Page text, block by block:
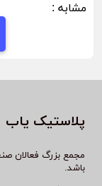
مشابه :
پلاستیک یاب
مجمع بزرگ فعالان
باشد.